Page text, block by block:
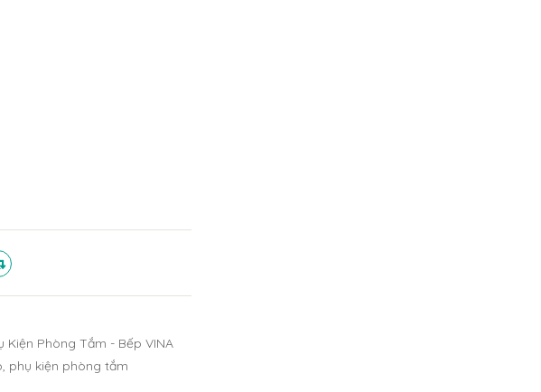
Kiện Phòng Tắm - Bếp VINA
, phụ kiện phòng tắm